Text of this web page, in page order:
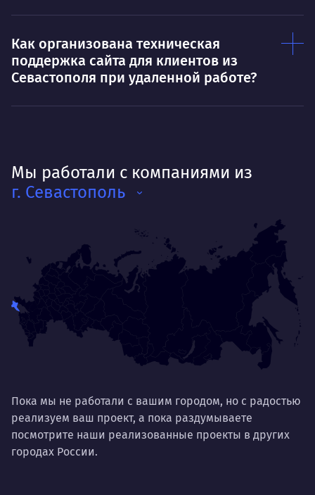
Как организована техническая
поддержка сайта для клиентов из
Севастополя при удаленной работе?
Мы работали с компаниями из
г. Севастополь
Пока мы не работали с вашим городом, но с радостью
реализуем ваш проект, а пока раздумываете
посмотрите наши реализованные проекты в других
городах России.